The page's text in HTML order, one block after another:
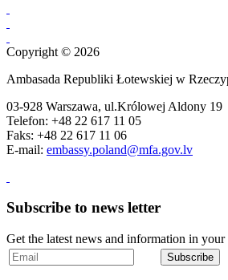
Copyright © 2026
Ambasada Republiki Łotewskiej w
03-928 Warszawa, ul.Królowej Aldony 19
Telefon: +48 22 617 11 05
Faks: +48 22 617 11 06
E-mail: embassy.poland@mfa.gov.lv
Subscribe to news letter
Get the latest news and information in your